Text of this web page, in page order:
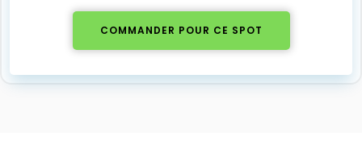
COMMANDER POUR CE SPOT